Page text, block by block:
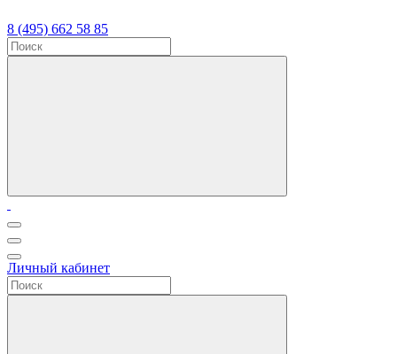
8 (495) 662 58 85
Личный кабинет